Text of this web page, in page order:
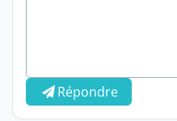
Répondre